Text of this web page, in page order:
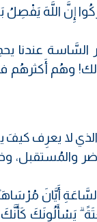
إِنَّ اللَّهَ يَفْصِلُ
السَّاسة عندنا
وهُم أَكثرهُم
لا يعرِف كيفَ
والمُستقبل،
أَيَّانَ
يَسْأَلُونَكَ